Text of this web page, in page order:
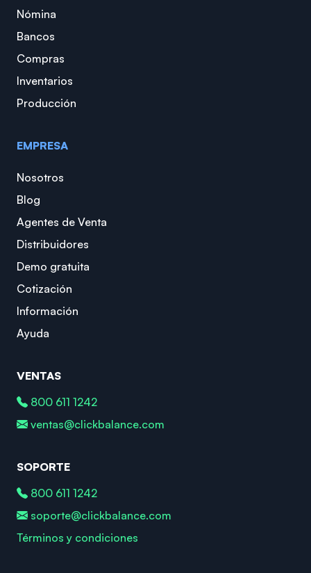
Nómina
Bancos
Compras
Inventarios
Producción
EMPRESA
Nosotros
Blog
Agentes de Venta
Distribuidores
Demo gratuita
Cotización
Información
Ayuda
VENTAS
800 611 1242
ventas@clickbalance.com
SOPORTE
800 611 1242
soporte@clickbalance.com
Términos y condiciones